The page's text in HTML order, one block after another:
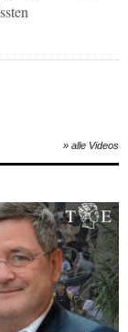
» alle Videos